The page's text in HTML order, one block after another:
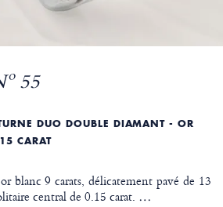
55
DUO DOUBLE DIAMANT - OR
CARAT
blanc 9 carats, délicatement pavé de 13
central de 0.15 carat. …